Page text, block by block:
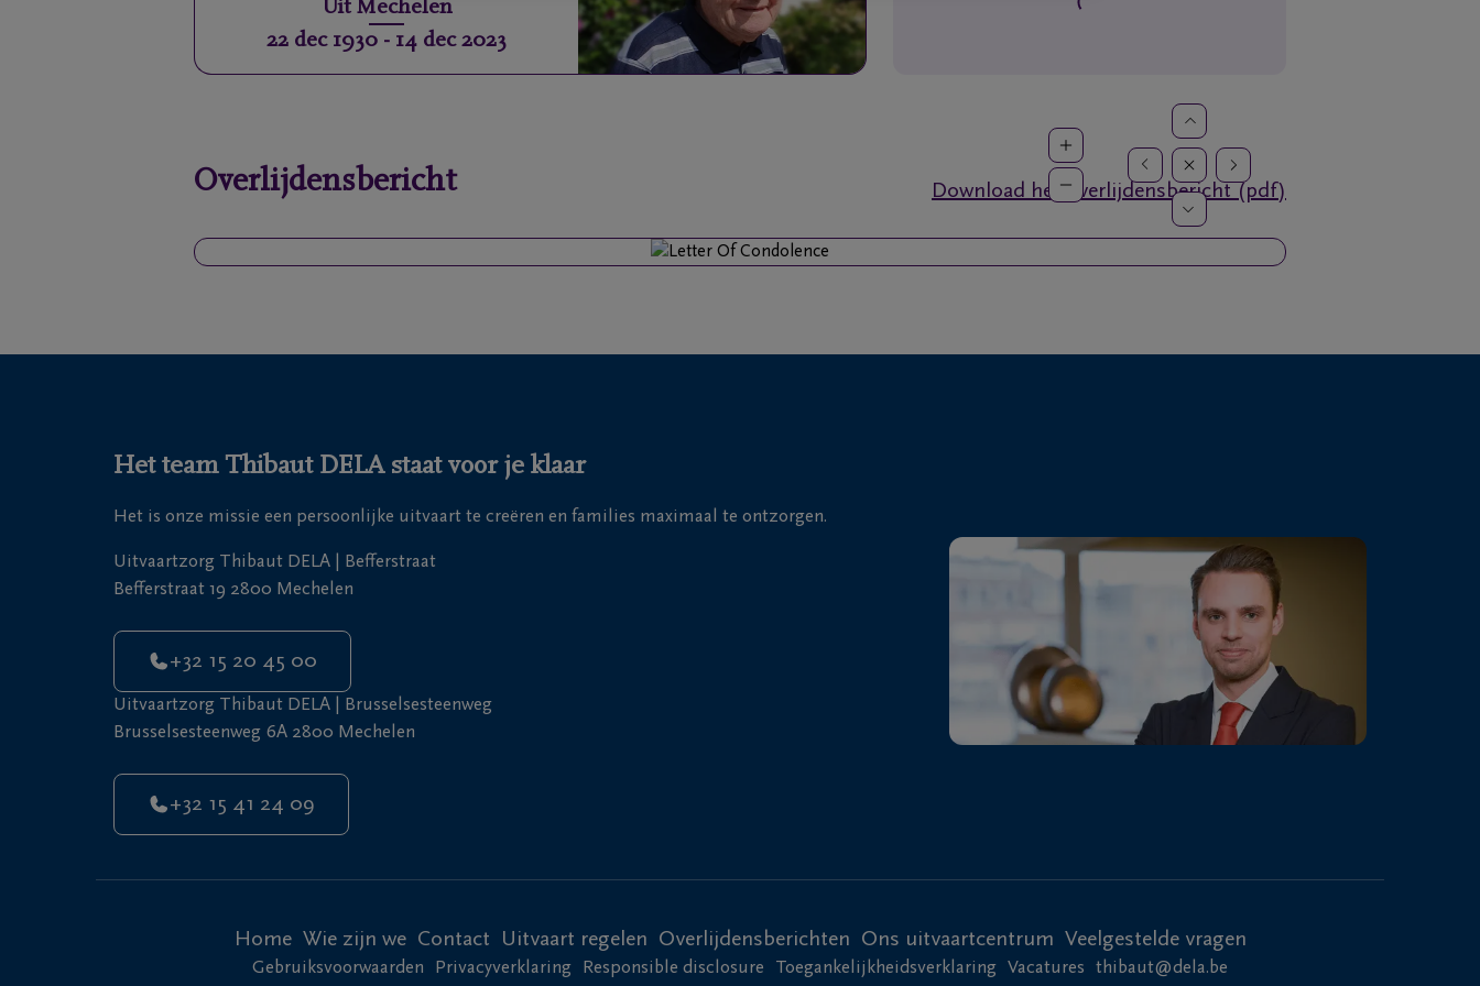
Uit Mechelen
22 dec 1930 - 14 dec 2023
Overlijdensbericht Download het overlijdensbericht (pdf)
Het team Thibaut DELA staat voor je klaar
Het is onze missie een persoonlijke uitvaart te creëren en families maximaal te ontzorgen.
Uitvaartzorg Thibaut DELA | Befferstraat
Befferstraat 19 2800 Mechelen
+32 15 20 45 00
Uitvaartzorg Thibaut DELA | Brusselsesteenweg
Brusselsesteenweg 6A 2800 Mechelen
+32 15 41 24 09
Home Wie zijn we Contact Uitvaart regelen Overlijdensberichten Ons uitvaartcentrum Veelgestelde vragen
Gebruiksvoorwaarden Privacyverklaring Responsible disclosure Toegankelijkheidsverklaring Vacatures thibaut@dela.be